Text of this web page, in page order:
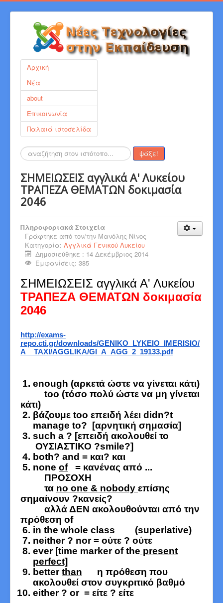
Αρχική
Νέα
about
Επικοινωνία
Παλαιά ιστοσελίδα
Αναζήτηση... ψάξε!
ΣΗΜΕΙΩΣΕΙΣ αγγλικά Α' Λυκείου
ΤΡΑΠΕΖΑ ΘΕΜΑΤΩΝ δοκιμασία
2046
Πληροφοριακά Στοιχεία
Γράφτηκε από τον/την Μανόλης Νίνος
Κατηγορία: Αγγλικά Γενικού Λυκείου
Δημοσιεύθηκε : 14 Δεκέμβριος 2014
Εμφανίσεις: 385
ΣΗΜΕΙΩΣΕΙΣ αγγλικά Α' Λυκείου
ΤΡΑΠΕΖΑ ΘΕΜΑΤΩΝ δοκιμασία
2046
http://exams-
repo.cti.gr/downloads/GENIKO_LYKEIO_IMERISIO/
A__TAXI/AGGLIKA/GI_A_AGG_2_19133.pdf
enough (αρκετά ώστε να γίνεται κάτι)
too (τόσο πολύ ώστε να μη γίνεται
κάτι)
βάζουμε too επειδή λέει didn?t
manage to? [αρνητική σημασία]
such a ? [επειδή ακολουθεί το
ΟΥΣΙΑΣΤΙΚΟ ?smile?]
both? and = και? και
none of= κανένας από ...
ΠΡΟΣΟΧΗ
τα no one & nobody επίσης
σημαίνουν ?κανείς?
αλλά ΔΕΝ ακολουθούνται από την
πρόθεση of
in the whole class
(superlative)
neither ? nor = ούτε ? ούτε
ever [time marker of the present
perfect]
betterthan η πρόθεση που
ακολουθεί στον συγκριτικό βαθμό
either ? or = είτε ? είτε